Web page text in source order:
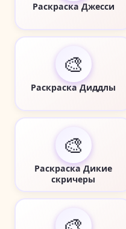
Раскраска Джесси
🎨
Раскраска Диддлы
🎨
Раскраска Дикие
скричеры